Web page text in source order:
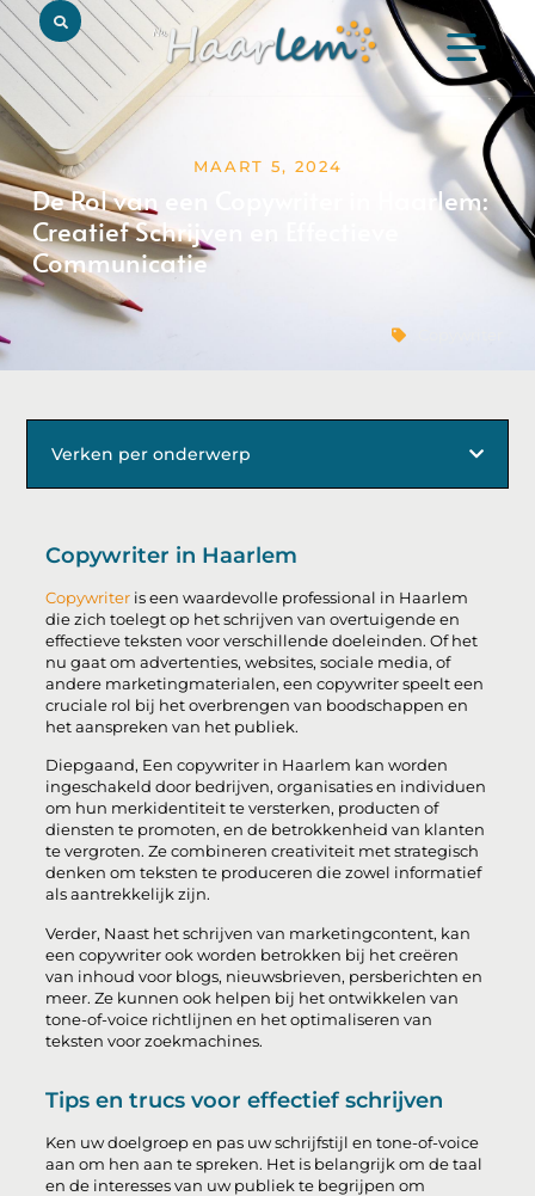
MAART 5, 2024
De Rol van een Copywriter in Haarlem:
Creatief Schrijven en Effectieve
Communicatie
Copywriter in Haarlem
Copywriter is een waardevolle professional in Haarlem
die zich toelegt op het schrijven van overtuigende en
effectieve teksten voor verschillende doeleinden. Of het
nu gaat om advertenties, websites, sociale media, of
andere marketingmaterialen, een copywriter speelt een
cruciale rol bij het overbrengen van boodschappen en
het aanspreken van het publiek.
Diepgaand, Een copywriter in Haarlem kan worden
ingeschakeld door bedrijven, organisaties en individuen
om hun merkidentiteit te versterken, producten of
diensten te promoten, en de betrokkenheid van klanten
te vergroten. Ze combineren creativiteit met strategisch
denken om teksten te produceren die zowel informatief
als aantrekkelijk zijn.
Verder, Naast het schrijven van marketingcontent, kan
een copywriter ook worden betrokken bij het creëren
van inhoud voor blogs, nieuwsbrieven, persberichten en
meer. Ze kunnen ook helpen bij het ontwikkelen van
tone-of-voice richtlijnen en het optimaliseren van
teksten voor zoekmachines.
Tips en trucs voor effectief schrijven
Ken uw doelgroep en pas uw schrijfstijl en tone-of-voice
aan om hen aan te spreken. Het is belangrijk om de taal
en de interesses van uw publiek te begrijpen om
Verken per onderwerp